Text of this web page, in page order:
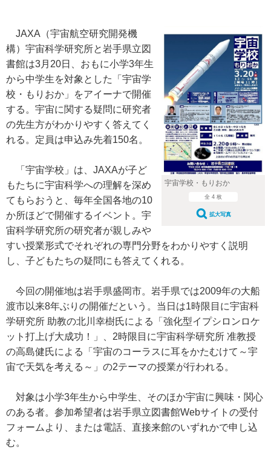
宇宙学校・もりおか
全 4 枚
拡大写真
JAXA（宇宙航空研究開発機
構）宇宙科学研究所と岩手県立図
書館は3月20日、おもに小学3年生
から中学生を対象とした「宇宙学
校・もりおか」をアイーナで開催
する。宇宙に関する疑問に研究者
の先生方がわかりやすく答えてく
れる。定員は申込み先着150名。
「宇宙学校」は、JAXAが子ど
もたちに宇宙科学への理解を深め
てもらおうと、毎年全国各地の10
か所ほどで開催するイベント。宇
宙科学研究所の研究者が親しみや
すい授業形式でそれぞれの専門分野をわかりやすく説明
し、子どもたちの疑問にも答えてくれる。
今回の開催地は岩手県盛岡市。岩手県では2009年の大船
渡市以来8年ぶりの開催だという。当日は1時限目に宇宙科
学研究所 助教の北川幸樹氏による「強化型イプシロンロケ
ット打上げ大成功！」、2時限目に宇宙科学研究所 准教授
の高島健氏による「宇宙のコーラスに耳をかたむけて～宇
宙で天気を考える～」の2テーマの授業が行われる。
対象は小学3年生から中学生、そのほか宇宙に興味・関心
のある者。参加希望者は岩手県立図書館Webサイトの受付
フォームより、または電話、直接来館のいずれかで申し込
む。